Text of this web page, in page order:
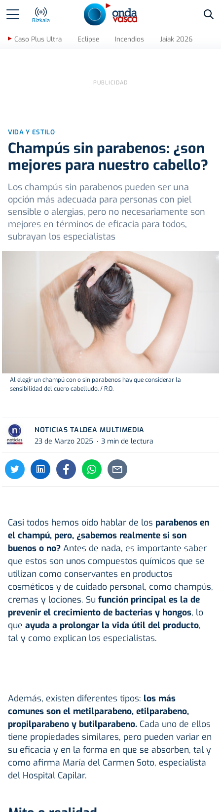
Bizkaia
Caso Plus Ultra Eclipse Incendios Jaiak 2026
VIDA Y ESTILO
Champús sin parabenos: ¿son
mejores para nuestro cabello?
Los champús sin parabenos pueden ser una
opción más adecuada para personas con piel
sensible o alergias, pero no necesariamente son
mejores en términos de eficacia para todos,
subrayan los especialistas
Al elegir un champú con o sin parabenos hay que considerar la
sensibilidad del cuero cabelludo. / R.O.
NOTICIAS TALDEA MULTIMEDIA
23 de Marzo 2025
3 min de lectura
Casi todos hemos oído hablar de los parabenos en
el champú, pero, ¿sabemos realmente si son
buenos o no? Antes de nada, es importante saber
que estos son unos compuestos químicos que se
utilizan como conservantes en productos
cosméticos y de cuidado personal, como champús,
cremas y lociones. Su función principal es la de
prevenir el crecimiento de bacterias y hongos, lo
que ayuda a prolongar la vida útil del producto,
tal y como explican los especialistas.
Además, existen diferentes tipos: los más
comunes son el metilparabeno, etilparabeno,
propilparabeno y butilparabeno. Cada uno de ellos
tiene propiedades similares, pero pueden variar en
su eficacia y en la forma en que se absorben, tal y
como afirma María del Carmen Soto, especialista
del Hospital Capilar.